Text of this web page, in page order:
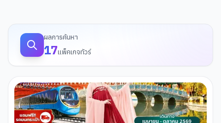
ผลการค้นหา
17แพ็คเกจทัวร์